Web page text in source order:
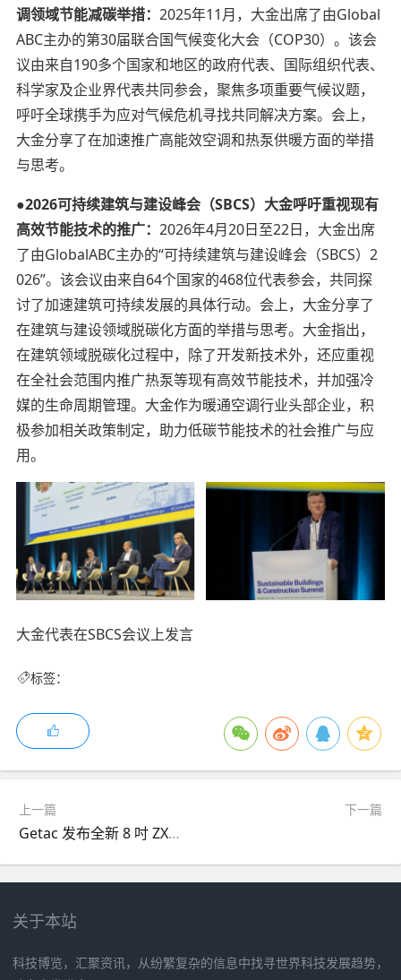
调领域节能减碳举措： 2025年11月，大金出席了由Global
ABC主办的第30届联合国气候变化大会（COP30）。该会
议由来自190多个国家和地区的政府代表、国际组织代表、
科学家及企业界代表共同参会，聚焦多项重要气候议题，
呼吁全球携手为应对气候危机寻找共同解决方案。会上，
大金分享了在加速推广高能效空调和热泵供暖方面的举措
与思考。
●2026可持续建筑与建设峰会（SBCS）大金呼吁重视现有
高效节能技术的推广： 2026年4月20日至22日，大金出席
了由GlobalABC主办的“可持续建筑与建设峰会（SBCS）2
026”。该会议由来自64个国家的468位代表参会，共同探
讨了加速建筑可持续发展的具体行动。会上，大金分享了
在建筑与建设领域脱碳化方面的举措与思考。大金指出，
在建筑领域脱碳化过程中，除了开发新技术外，还应重视
在全社会范围内推广热泵等现有高效节能技术，并加强冷
媒的生命周期管理。大金作为暖通空调行业头部企业，积
极参加相关政策制定，助力低碳节能技术的社会推广与应
用。
大金代表在SBCS会议上发言
标签：
上一篇
Getac 发布全新 8 吋 ZX80W 与 ZX80W-EX 平板
下一篇
关于本站
科技博览，汇聚资讯，从纷繁复杂的信息中找寻世界科技发展趋势，